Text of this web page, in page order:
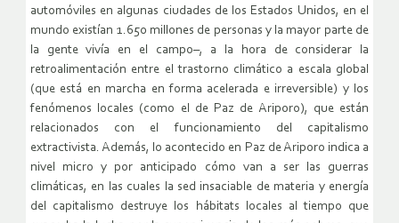
automóviles en algunas ciudades de los Estados Unidos, en el
mundo existían 1.650 millones de personas y la mayor parte de
la gente vivía en el campo–, a la hora de considerar la
retroalimentación entre el trastorno climático a escala global
(que está en marcha en forma acelerada e irreversible) y los
fenómenos locales (como el de Paz de Ariporo), que están
relacionados con el funcionamiento del capitalismo
extractivista. Además, lo acontecido en Paz de Ariporo indica a
nivel micro y por anticipado cómo van a ser las guerras
climáticas, en las cuales la sed insaciable de materia y energía
del capitalismo destruye los hábitats locales al tiempo que